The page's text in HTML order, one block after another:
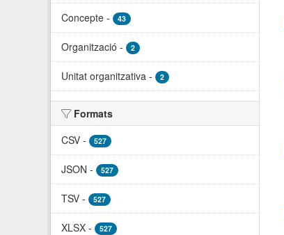
Concepte - 43
Organització - 2
Unitat organitzativa - 2
Formats
CSV - 527
JSON - 527
TSV - 527
XLSX - 527